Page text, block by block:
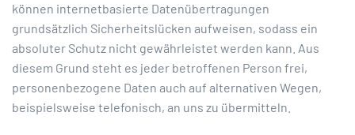
können internetbasierte Datenübertragungen
grundsätzlich Sicherheitslücken aufweisen, sodass ein
absoluter Schutz nicht gewährleistet werden kann. Aus
diesem Grund steht es jeder betroffenen Person frei,
personenbezogene Daten auch auf alternativen Wegen,
beispielsweise telefonisch, an uns zu übermitteln.